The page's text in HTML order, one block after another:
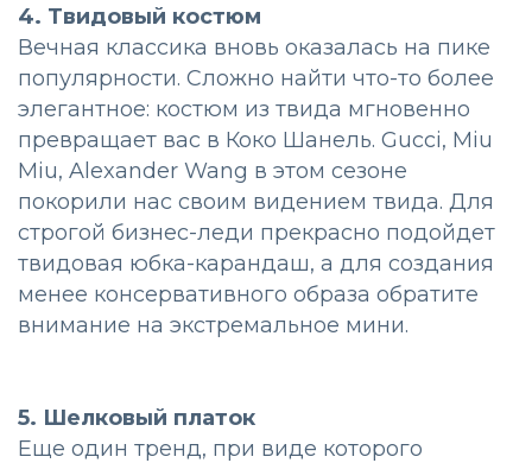
4. Твидовый костюм
Вечная классика вновь оказалась на пике
популярности. Сложно найти что-то более
элегантное: костюм из твида мгновенно
превращает вас в Коко Шанель. Gucci, Miu
Miu, Alexander Wang в этом сезоне
покорили нас своим видением твида. Для
строгой бизнес-леди прекрасно подойдет
твидовая юбка-карандаш, а для создания
менее консервативного образа обратите
внимание на экстремальное мини.
5. Шелковый платок
Еще один тренд, при виде которого